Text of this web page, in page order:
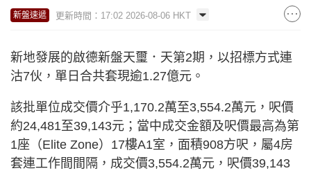
新盤速遞 更新時間：17:02 2026-08-06 HKT
新地發展的啟德新盤天璽．天第2期，以招標方式連
沽7伙，單日合共套現逾1.27億元。
該批單位成交價介乎1,170.2萬至3,554.2萬元，呎價
約24,481至39,143元；當中成交金額及呎價最高為第
1座（Elite Zone）17樓A1室，面積908方呎，屬4房
套連工作間間隔，成交價3,554.2萬元，呎價39,143